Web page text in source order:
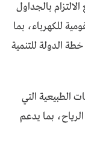
بالجداول
للكهرباء، بما
الدولة للتنمية
الطبيعية التي
بما يدعم